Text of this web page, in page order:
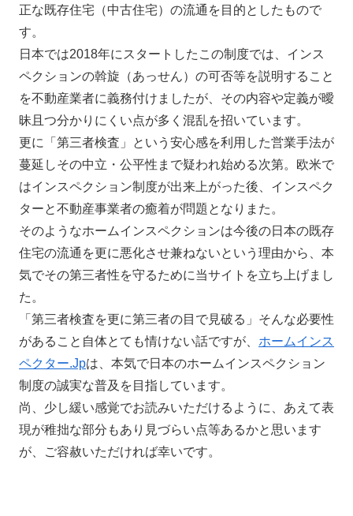
正な既存住宅（中古住宅）の流通を目的としたもので
す。
日本では2018年にスタートしたこの制度では、インス
ペクションの斡旋（あっせん）の可否等を説明すること
を不動産業者に義務付けましたが、その内容や定義が曖
昧且つ分かりにくい点が多く混乱を招いています。
更に「第三者検査」という安心感を利用した営業手法が
蔓延しその中立・公平性まで疑われ始める次第。欧米で
はインスペクション制度が出来上がった後、インスペク
ターと不動産事業者の癒着が問題となりまた。
そのようなホームインスペクションは今後の日本の既存
住宅の流通を更に悪化させ兼ねないという理由から、本
気でその第三者性を守るために当サイトを立ち上げまし
た。
「第三者検査を更に第三者の目で見破る」そんな必要性
があること自体とても情けない話ですが、 ホームインス
ペクター.Jpは、本気で日本のホームインスペクション
制度の誠実な普及を目指しています。
尚、少し緩い感覚でお読みいただけるように、あえて表
現が稚拙な部分もあり見づらい点等あるかと思います
が、ご容赦いただければ幸いです。